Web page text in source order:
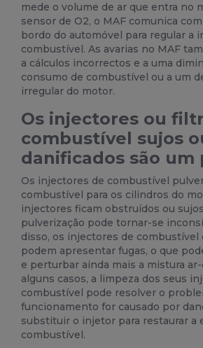
mede o volume de ar que entra no
sensor de O2, o MAF comunica
bordo do automóvel para regular a
combustível. As avarias no MAF
a cálculos incorrectos e a uma
consumo de combustível ou a um
irregular do motor.
Os injectores ou
combustível sujos
danificados são um
Os injectores de combustível
combustível para os cilindros do
injectores ficam obstruídos ou
pulverização pode tornar-se
disso, os injectores de combustível
podem apresentar fugas, o que
e perturbar ainda mais a mistura
alguns casos, a limpeza dos seus
combustível pode resolver o
funcionamento for causado por
substituir o injetor para restaurar a
combustível.